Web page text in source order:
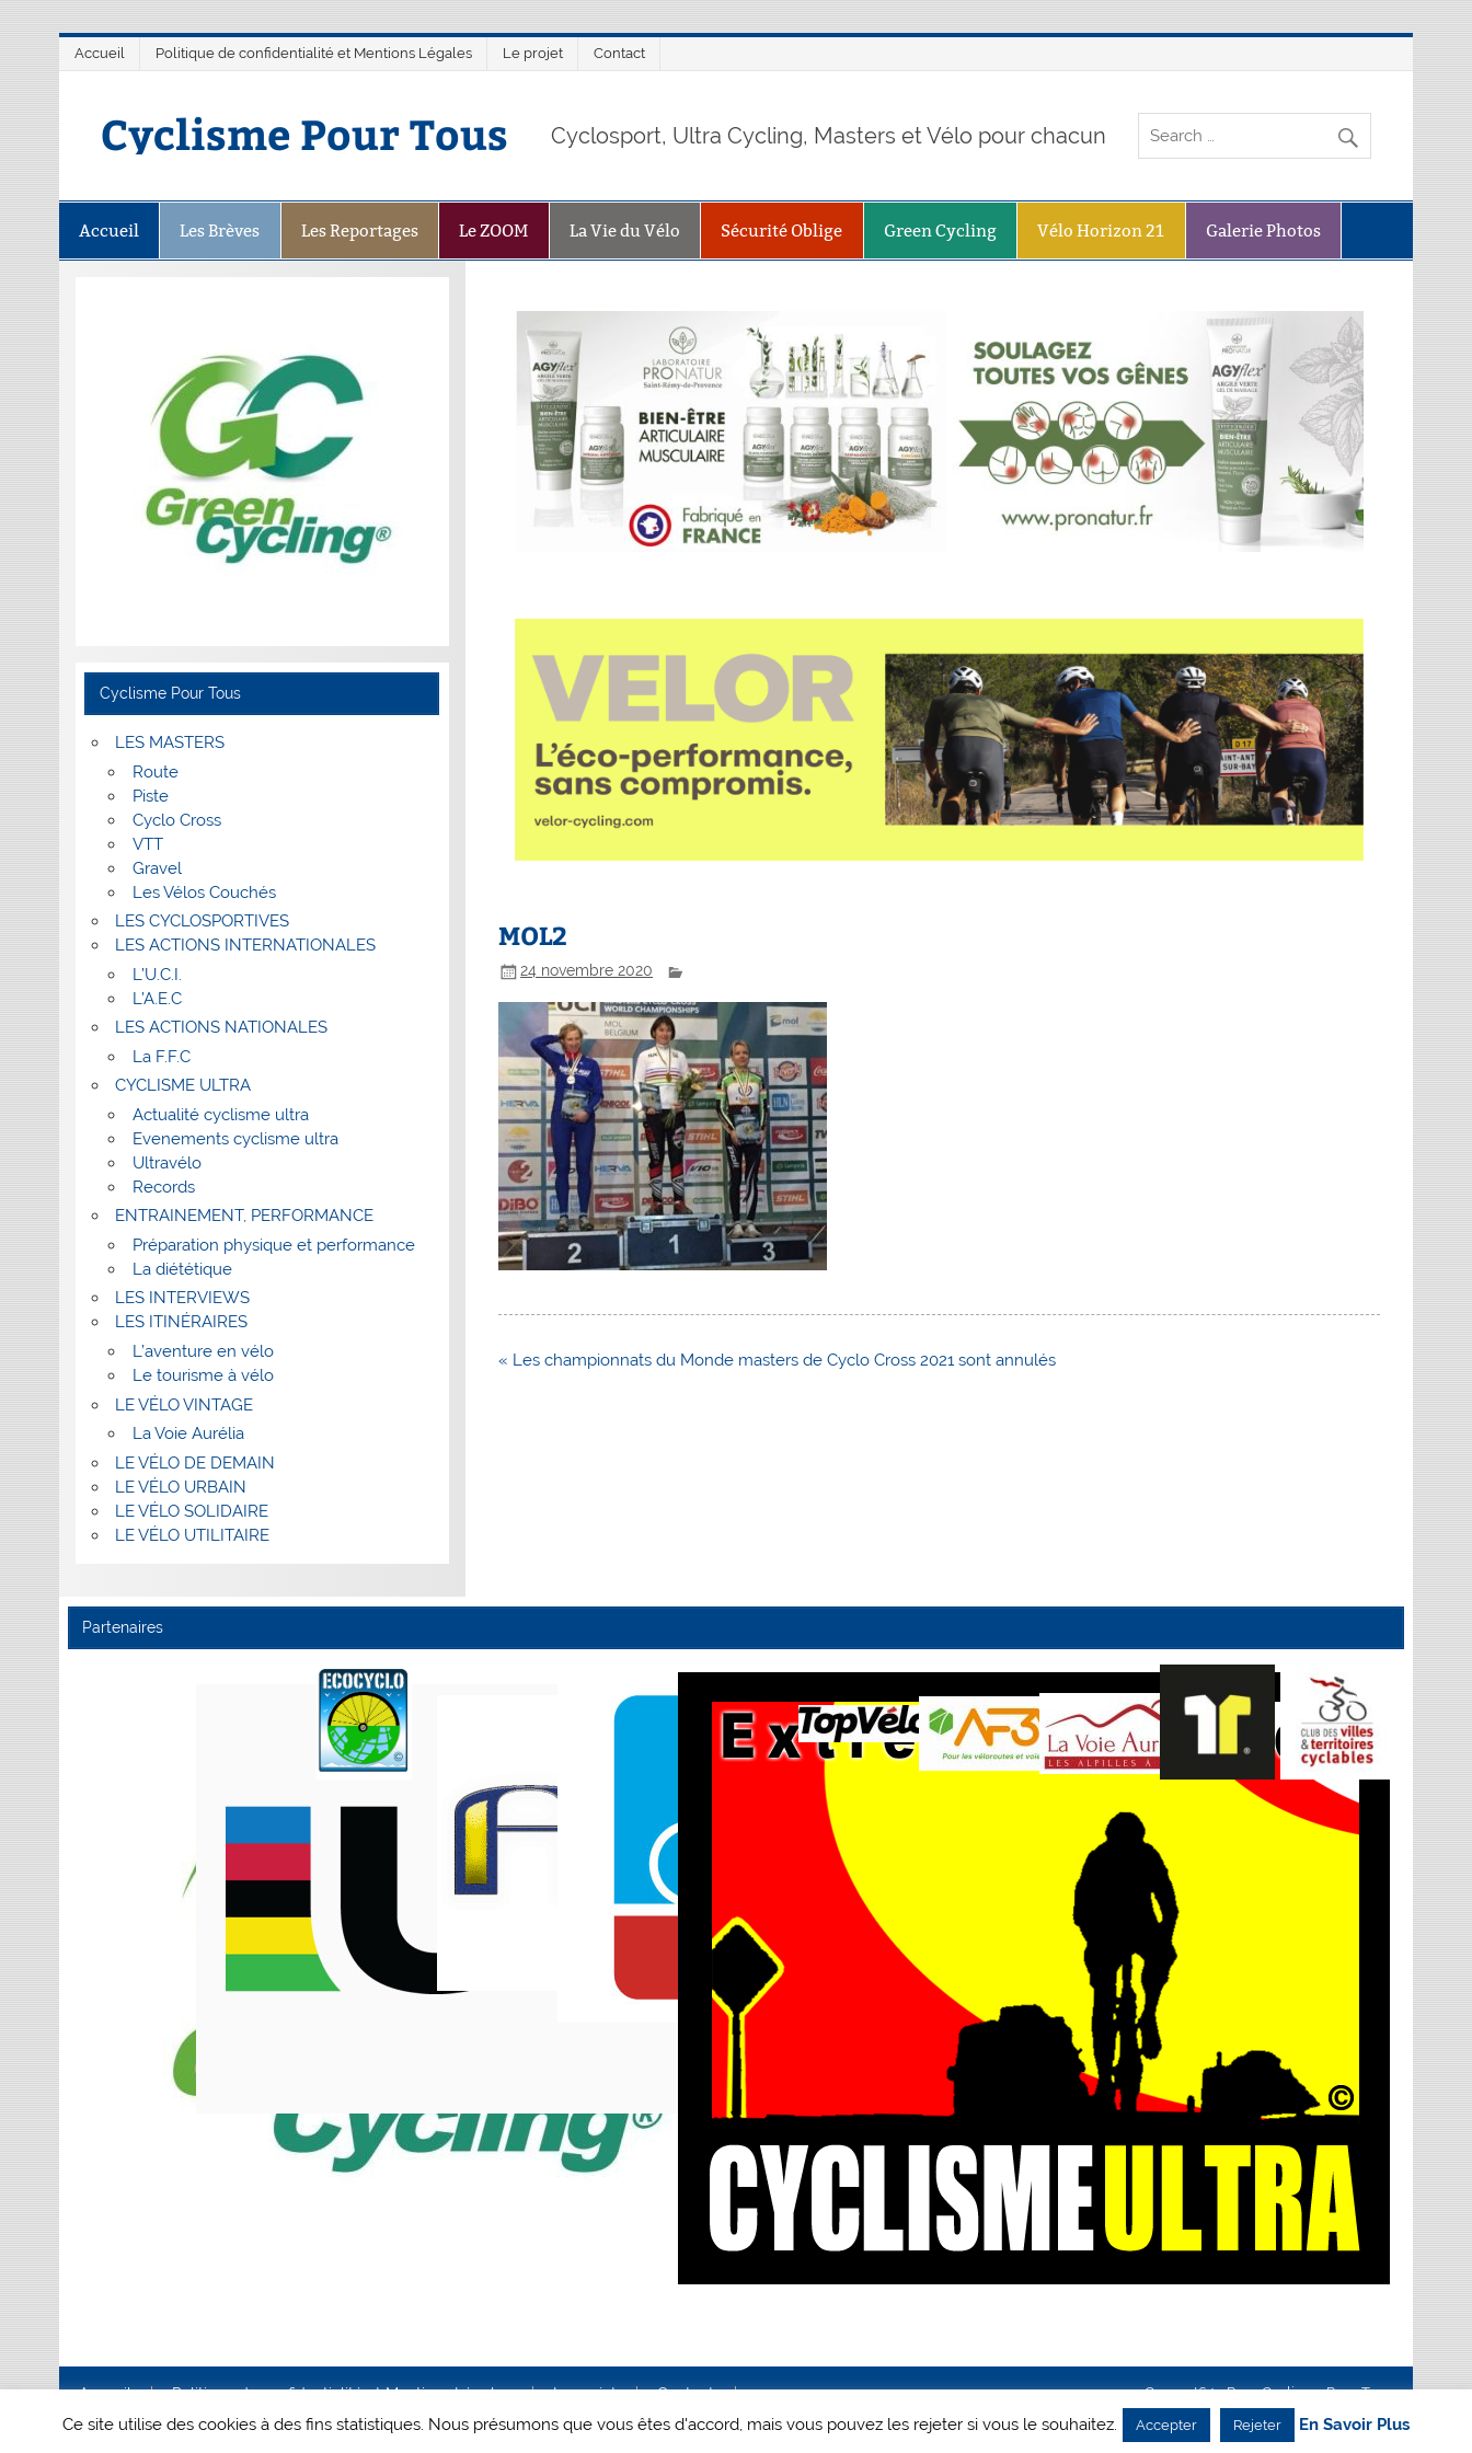
Accueil Politique de confidentialité et Mentions Légales Le projet Contact
Cyclisme Pour Tous Cyclosport, Ultra Cycling, Masters et Vélo pour chacun
Accueil Les Brèves Les Reportages Le ZOOM La Vie du Vélo Sécurité Oblige Green Cycling Vélo Horizon 21 Galerie Photos
MOL2
24 novembre 2020
Navigation
« Les championnats du Monde masters de Cyclo Cross 2021 sont annulés
Cyclisme Pour Tous
LES MASTERS
Route
Piste
Cyclo Cross
VTT
Gravel
Les Vélos Couchés
LES CYCLOSPORTIVES
LES ACTIONS INTERNATIONALES
L’U.C.I.
L’A.E.C
LES ACTIONS NATIONALES
La F.F.C
CYCLISME ULTRA
Actualité cyclisme ultra
Evenements cyclisme ultra
Ultravélo
Records
ENTRAINEMENT, PERFORMANCE
Préparation physique et performance
La diététique
LES INTERVIEWS
LES ITINÉRAIRES
L’aventure en vélo
Le tourisme à vélo
LE VÉLO VINTAGE
La Voie Aurélia
LE VÉLO DE DEMAIN
LE VÉLO URBAIN
LE VÉLO SOLIDAIRE
LE VÉLO UTILITAIRE
Partenaires
Accueil Politique de confidentialité et Mentions Légales Le projet Contact Creanet64- Pour Cyclisme Pour Tous
Ce site utilise des cookies à des fins statistiques. Nous présumons que vous êtes d'accord, mais vous pouvez les rejeter si vous le souhaitez. Accepter Rejeter En Savoir Plus